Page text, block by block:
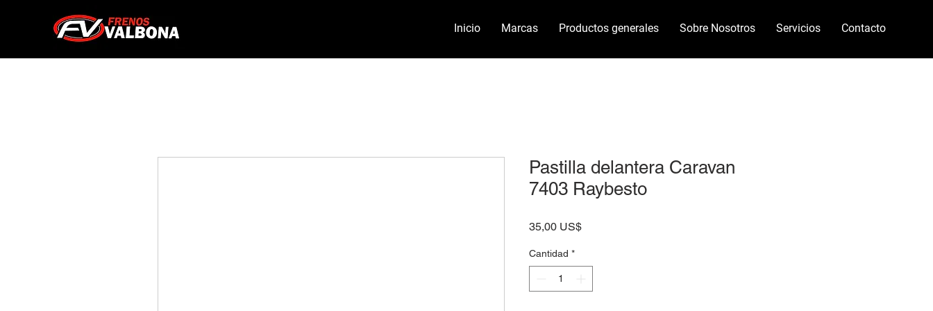
Inicio Marcas Productos generales Sobre Nosotros Servicios Contacto
Pastilla delantera Caravan
7403 Raybesto
35,00 US$Precio
Cantidad *